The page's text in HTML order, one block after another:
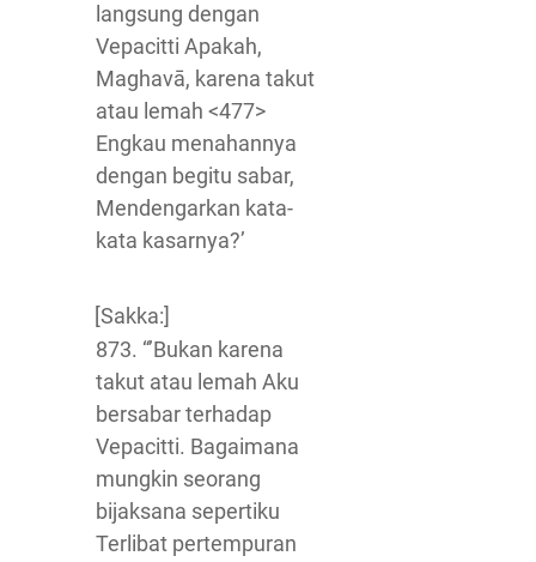
langsung dengan
Vepacitti Apakah,
Maghavā, karena takut
atau lemah <477>
Engkau menahannya
dengan begitu sabar,
Mendengarkan kata-
kata kasarnya?’
[Sakka:]
873. “’Bukan karena
takut atau lemah Aku
bersabar terhadap
Vepacitti. Bagaimana
mungkin seorang
bijaksana sepertiku
Terlibat pertempuran